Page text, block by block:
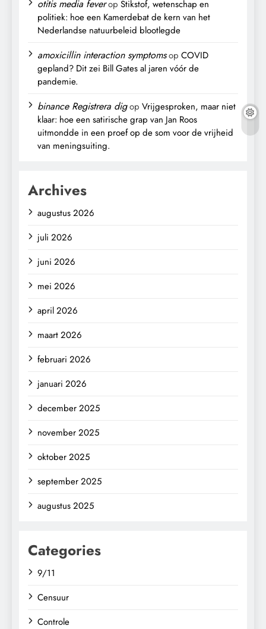
otitis media feverop Stikstof, wetenschap en
politiek: hoe een Kamerdebat de kern van het
Nederlandse natuurbeleid blootlegde
amoxicillin interaction symptomsop COVID
gepland? Dit zei Bill Gates al jaren vóór de
pandemie.
binance Registrera digop Vrijgesproken, maar niet
klaar: hoe een satirische grap van Jan Roos
uitmondde in een proef op de som voor de vrijheid
van meningsuiting.
Archives
augustus 2026
juli 2026
juni 2026
mei 2026
april 2026
maart 2026
februari 2026
januari 2026
december 2025
november 2025
oktober 2025
september 2025
augustus 2025
Categories
9/11
Censuur
Controle